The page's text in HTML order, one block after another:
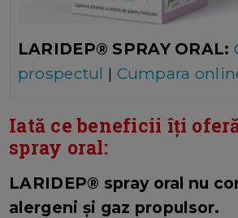
LARIDEP® SPRAY ORAL:
prospectul | Cumpara
Iată ce beneficii îți
spray oral:
LARIDEP® spray oral nu
alergeni și gaz propulsor.